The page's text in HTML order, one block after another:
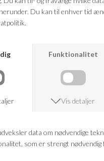
fortsætter op på siderne og
har hælstropper.Normal i
Kvalitet: polyester, gummi
FRAGTFRI LEVERING
VED KØB OVER 500,-
RETURRET
14 DAGES RETURRET
KUNDESERVICE
+46 86 60 21 22